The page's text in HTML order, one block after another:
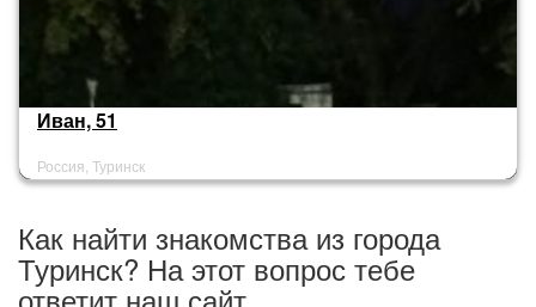
Иван, 51
Россия, Туринск
Как найти знакомства из города
Туринск? На этот вопрос тебе